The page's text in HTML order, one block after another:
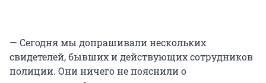
— Сегодня мы допрашивали нескольких
свидетелей, бывших и действующих сотрудников
полиции. Они ничего не пояснили о